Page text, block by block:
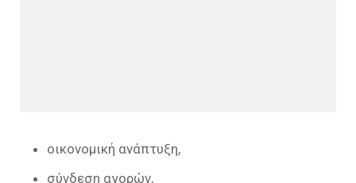
οικονομική ανάπτυξη,
σύνδεση αγορών,